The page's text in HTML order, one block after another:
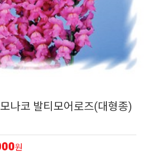
홍
스
나코 발티모어로즈(대형종)
원